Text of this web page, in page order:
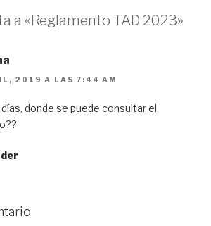
a «Reglamento TAD 2023»
2019 A LAS 7:44 AM
donde se puede consultar el